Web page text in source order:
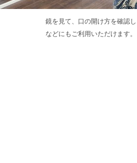
鏡を見て、口の開け方を確認
などにもご利用いただけます。